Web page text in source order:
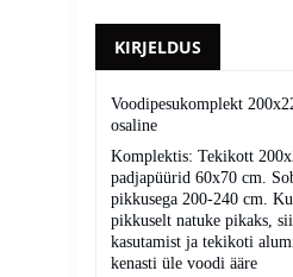
KIRJELDUS
Voodipesukomplekt
osaline
Komplektis: Tekikott
padjapüürid 60x70 cm.
pikkusega 200-240 cm.
pikkuselt natuke pikaks,
kasutamist ja tekikoti
kenasti üle voodi ääre